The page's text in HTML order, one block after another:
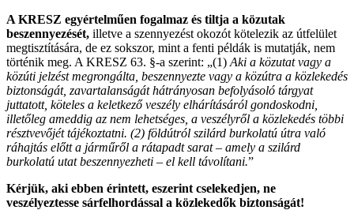
A KRESZ egyértelműen fogalmaz és tiltja a közutak
beszennyezését, illetve a szennyezést okozót kötelezik az útfelület
megtisztítására, de ez sokszor, mint a fenti példák is mutatják, nem
történik meg. A KRESZ 63. §-a szerint: „(1) Aki a közutat vagy a
közúti jelzést megrongálta, beszennyezte vagy a közútra a közlekedés
biztonságát, zavartalanságát hátrányosan befolyásoló tárgyat
juttatott, köteles a keletkező veszély elhárításáról gondoskodni,
illetőleg ameddig az nem lehetséges, a veszélyről a közlekedés többi
résztvevőjét tájékoztatni. (2) földútról szilárd burkolatú útra való
ráhajtás előtt a járműről a rátapadt sarat – amely a szilárd
burkolatú utat beszennyezheti – el kell távolítani.”
Kérjük, aki ebben érintett, eszerint cselekedjen, ne
veszélyeztesse sárfelhordással a közlekedők biztonságát!